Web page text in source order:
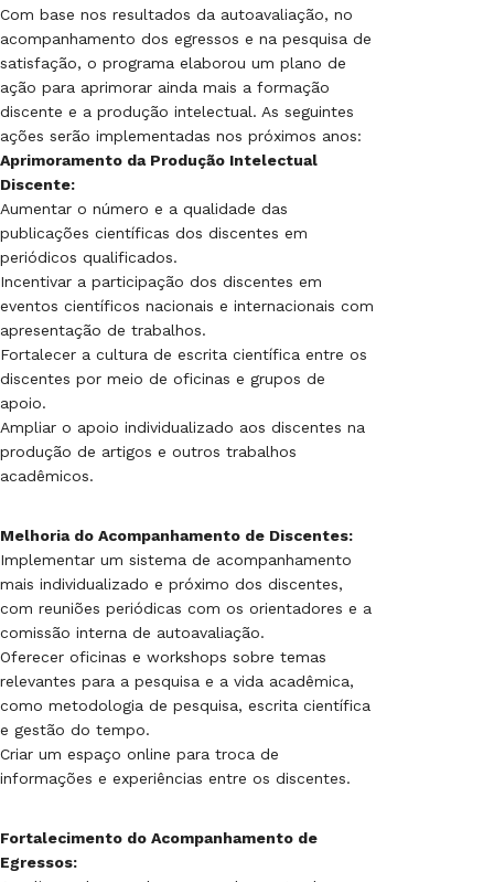
Com base nos resultados da autoavaliação, no
acompanhamento dos egressos e na pesquisa de
satisfação, o programa elaborou um plano de
ação para aprimorar ainda mais a formação
discente e a produção intelectual. As seguintes
ações serão implementadas nos próximos anos:
Aprimoramento da Produção Intelectual
Discente:
Aumentar o número e a qualidade das
publicações científicas dos discentes em
periódicos qualificados.
Incentivar a participação dos discentes em
eventos científicos nacionais e internacionais com
apresentação de trabalhos.
Fortalecer a cultura de escrita científica entre os
discentes por meio de oficinas e grupos de
apoio.
Ampliar o apoio individualizado aos discentes na
produção de artigos e outros trabalhos
acadêmicos.
Melhoria do Acompanhamento de Discentes:
Implementar um sistema de acompanhamento
mais individualizado e próximo dos discentes,
com reuniões periódicas com os orientadores e a
comissão interna de autoavaliação.
Oferecer oficinas e workshops sobre temas
relevantes para a pesquisa e a vida acadêmica,
como metodologia de pesquisa, escrita científica
e gestão do tempo.
Criar um espaço online para troca de
informações e experiências entre os discentes.
Fortalecimento do Acompanhamento de
Egressos: